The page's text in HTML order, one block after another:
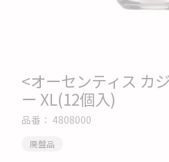
<オーセンティス カ
ー XL(12個入)
品番：4808000
廃盤品